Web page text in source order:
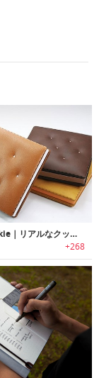
Cookie Bookie｜リアルなクッキーデザインノートブック
+268